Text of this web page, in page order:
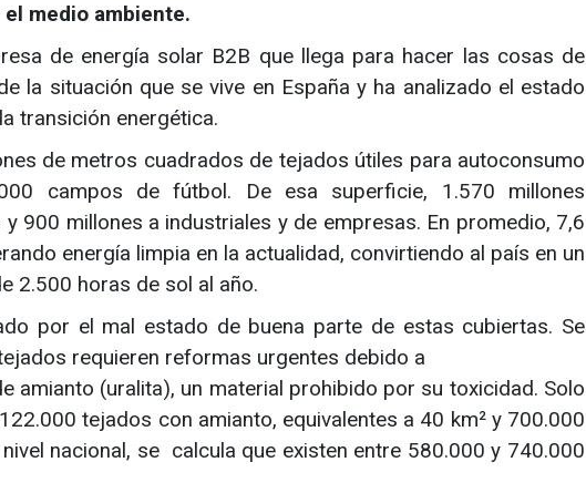
medio ambiente.
de energía solar B2B que llega para hacer las cosas de
la situación que se vive en España y ha analizado el estado
transición energética.
de metros cuadrados de tejados útiles para autoconsumo
campos de fútbol. De esa superficie, 1.570 millones
900 millones a industriales y de empresas. En promedio, 7,6
energía limpia en la actualidad, convirtiendo al país en un
2.500 horas de sol al año.
por el mal estado de buena parte de estas cubiertas. Se
requieren reformas urgentes debido a
amianto (uralita), un material prohibido por su toxicidad. Solo
tejados con amianto, equivalentes a 40 km² y 700.000
nacional, se calcula que existen entre 580.000 y 740.000